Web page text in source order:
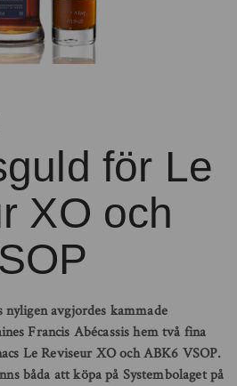
för Le
XO och
avgjordes kammade
Francis Abécassis hem två fina
Le Reviseur XO och ABK6 VSOP.
båda att köpa på Systembolaget på